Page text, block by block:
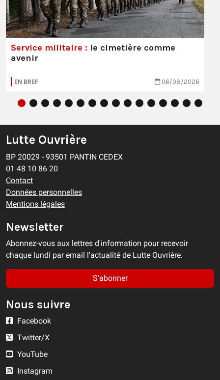
Service militaire : le cimetière comme
avenir
EN BREF 06/08/2026
Lutte Ouvrière
BP 20029 - 93501 PANTIN CEDEX
01 48 10 86 20
Contact
Données personnelles
Mentions légales
Newsletter
Abonnez-vous aux lettres d'information pour recevoir
chaque lundi par email l'actualité de Lutte Ouvrière.
S'abonner
Nous suivre
Facebook
Twitter/X
YouTube
Instagram